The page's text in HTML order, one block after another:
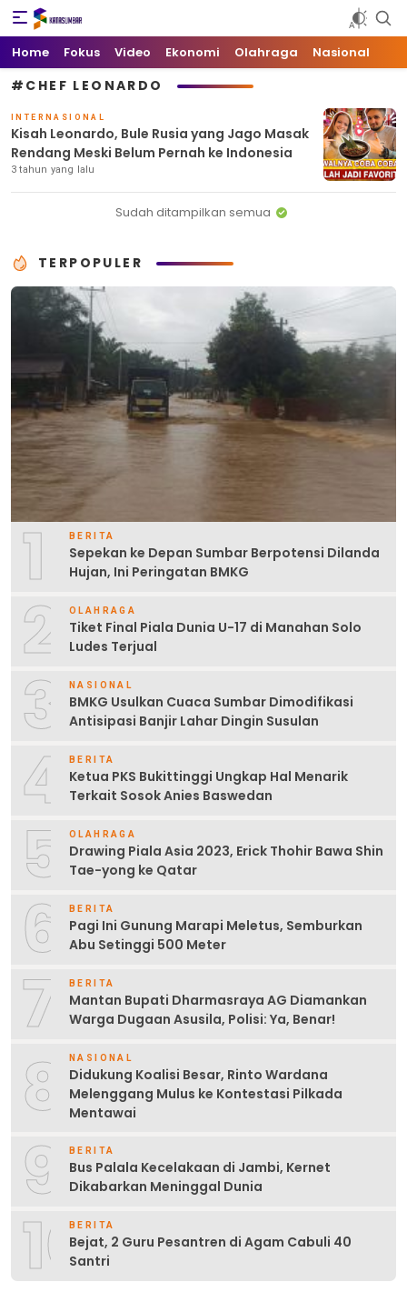
Kata Sumbar
Berita Sumbar Hari Ini
Home Fokus Video Ekonomi Olahraga Nasional
#CHEF LEONARDO
INTERNASIONAL
Kisah Leonardo, Bule Rusia yang Jago Masak
Rendang Meski Belum Pernah ke Indonesia
3 tahun yang lalu
Sudah ditampilkan semua
TERPOPULER
1 BERITA
Sepekan ke Depan Sumbar Berpotensi Dilanda
Hujan, Ini Peringatan BMKG
2 OLAHRAGA
Tiket Final Piala Dunia U-17 di Manahan Solo
Ludes Terjual
3 NASIONAL
BMKG Usulkan Cuaca Sumbar Dimodifikasi
Antisipasi Banjir Lahar Dingin Susulan
4 BERITA
Ketua PKS Bukittinggi Ungkap Hal Menarik
Terkait Sosok Anies Baswedan
5 OLAHRAGA
Drawing Piala Asia 2023, Erick Thohir Bawa Shin
Tae-yong ke Qatar
6 BERITA
Pagi Ini Gunung Marapi Meletus, Semburkan
Abu Setinggi 500 Meter
7 BERITA
Mantan Bupati Dharmasraya AG Diamankan
Warga Dugaan Asusila, Polisi: Ya, Benar!
8 NASIONAL
Didukung Koalisi Besar, Rinto Wardana
Melenggang Mulus ke Kontestasi Pilkada
Mentawai
9 BERITA
Bus Palala Kecelakaan di Jambi, Kernet
Dikabarkan Meninggal Dunia
10BERITA
Bejat, 2 Guru Pesantren di Agam Cabuli 40
Santri